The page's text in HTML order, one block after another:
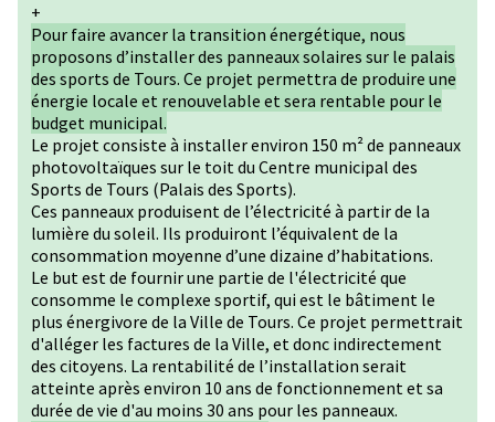
+
Pour faire avancer la transition énergétique, nous
proposons d’installer des panneaux solaires sur le palais
des sports de Tours. Ce projet permettra de produire une
énergie locale et renouvelable et sera rentable pour le
budget municipal.
Le projet consiste à installer environ 150 m² de panneaux
photovoltaïques sur le toit du Centre municipal des
Sports de Tours (Palais des Sports).
Ces panneaux produisent de l’électricité à partir de la
lumière du soleil. Ils produiront l’équivalent de la
consommation moyenne d’une dizaine d’habitations.
Le but est de fournir une partie de l'électricité que
consomme le complexe sportif, qui est le bâtiment le
plus énergivore de la Ville de Tours. Ce projet permettrait
d'alléger les factures de la Ville, et donc indirectement
des citoyens. La rentabilité de l’installation serait
atteinte après environ 10 ans de fonctionnement et sa
durée de vie d'au moins 30 ans pour les panneaux.